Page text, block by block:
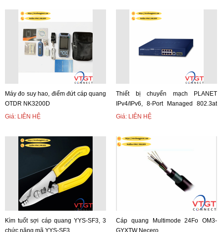
Máy đo suy hao, điểm đứt cáp quang
OTDR NK3200D
Giá: LIÊN HỆ
Thiết bị chuyển mạch PLANET
IPv4/IPv6, 8-Port Managed 802.3at
POE+ + 2-Port Gigabit SFP Gigabit
Giá: LIÊN HỆ
Kìm tuốt sợi cáp quang YYS-SF3, 3
chức năng mã YYS-SF3
Cáp quang Multimode 24Fo OM3-
GYXTW Necero